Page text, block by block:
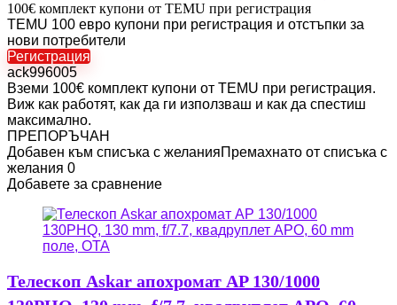
100€ комплект купони от TEMU при регистрация
TEMU 100 евро купони при регистрация и отстъпки за
нови потребители
Регистрация
ack996005
Вземи 100€ комплект купони от TEMU при регистрация.
Виж как работят, как да ги използваш и как да спестиш
максимално.
ПРЕПОРЪЧАН
Добавен към списъка с желанияПремахнато от списъка с
желания 0
Добавете за сравнение
Телескоп Askar апохромат AP 130/1000